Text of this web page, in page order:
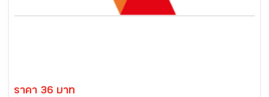
ราคา 36 บาท